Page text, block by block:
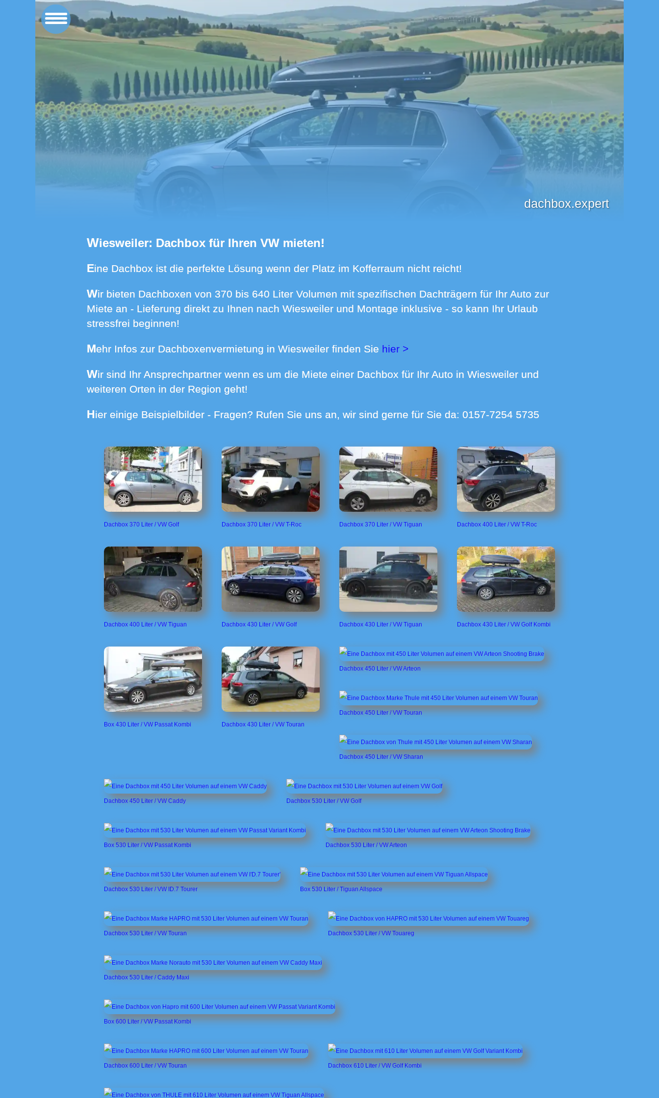
dachbox.expert
Wiesweiler: Dachbox für Ihren VW mieten!
Eine Dachbox ist die perfekte Lösung wenn der Platz im Kofferraum nicht reicht!
Wir bieten Dachboxen von 370 bis 640 Liter Volumen mit spezifischen Dachträgern für Ihr Auto zur
Miete an - Lieferung direkt zu Ihnen nach Wiesweiler und Montage inklusive - so kann Ihr Urlaub
stressfrei beginnen!
Mehr Infos zur Dachboxenvermietung in Wiesweiler finden Sie hier >
Wir sind Ihr Ansprechpartner wenn es um die Miete einer Dachbox für Ihr Auto in Wiesweiler und
weiteren Orten in der Region geht!
Hier einige Beispielbilder - Fragen? Rufen Sie uns an, wir sind gerne für Sie da: 0157-7254 5735
Dachbox 370 Liter / VW Golf Dachbox 370 Liter / VW T-Roc Dachbox 370 Liter / VW Tiguan Dachbox 400 Liter / VW T-Roc
Dachbox 400 Liter / VW Tiguan Dachbox 430 Liter / VW Golf Dachbox 430 Liter / VW Tiguan Dachbox 430 Liter / VW Golf Kombi
Box 430 Liter / VW Passat Kombi Dachbox 430 Liter / VW Touran
Dachbox 450 Liter / VW Arteon
Dachbox 450 Liter / VW Touran
Dachbox 450 Liter / VW Sharan
Dachbox 450 Liter / VW Caddy Dachbox 530 Liter / VW Golf
Box 530 Liter / VW Passat Kombi Dachbox 530 Liter / VW Arteon
Dachbox 530 Liter / VW ID.7 Tourer Box 530 Liter / Tiguan Allspace
Dachbox 530 Liter / VW Touran Dachbox 530 Liter / VW Touareg
Dachbox 530 Liter / Caddy Maxi
Box 600 Liter / VW Passat Kombi
Dachbox 600 Liter / VW Touran Dachbox 610 Liter / VW Golf Kombi